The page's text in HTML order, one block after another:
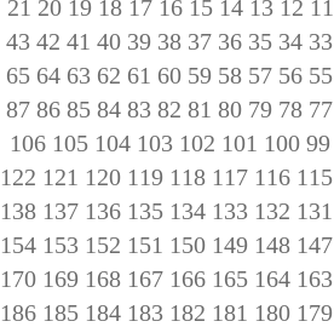
11
12
13
14
15
16
17
18
19
20
21
33
34
35
36
37
38
39
40
41
42
43
55
56
57
58
59
60
61
62
63
64
65
77
78
79
80
81
82
83
84
85
86
87
99
100
101
102
103
104
105
106
115
116
117
118
119
120
121
122
131
132
133
134
135
136
137
138
147
148
149
150
151
152
153
154
163
164
165
166
167
168
169
170
179
180
181
182
183
184
185
186